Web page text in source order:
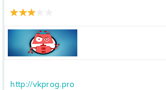
http://vkprog.pro